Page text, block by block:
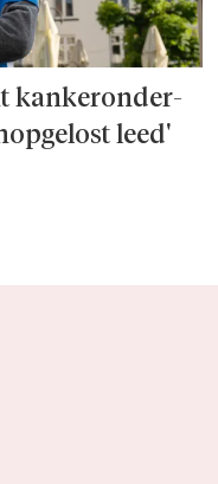
kanker­onder­
leed'